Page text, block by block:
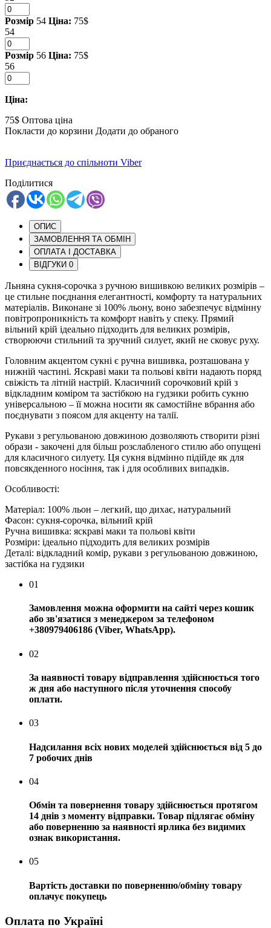
Розмір 54 Ціна: 75$
54
Розмір 56 Ціна: 75$
56
Ціна:
75$ Оптова ціна
Покласти до корзини Додати до обраного
Приєднається до спільноти Viber
Поділитися
ОПИС
ЗАМОВЛЕННЯ ТА ОБМІН
ОПЛАТА І ДОСТАВКА
ВІДГУКИ 0
Льняна сукня-сорочка з ручною вишивкою великих розмірів –
це стильне поєднання елегантності, комфорту та натуральних
матеріалів. Виконане зі 100% льону, воно забезпечує відмінну
повітропроникність та комфорт навіть у спеку. Прямий
вільний крій ідеально підходить для великих розмірів,
створюючи стильний та зручний силует, який не сковує руху.
Головним акцентом сукні є ручна вишивка, розташована у
нижній частині. Яскраві маки та польові квіти надають поряд
свіжість та літній настрій. Класичний сорочковий крій з
відкладним коміром та застібкою на гудзики робить сукню
універсальною – її можна носити як самостійне вбрання або
поєднувати з поясом для акценту на талії.
Рукави з регульованою довжиною дозволяють створити різні
образи - закочені для більш розслабленого стилю або опущені
для класичного силуету. Ця сукня відмінно підійде як для
повсякденного носіння, так і для особливих випадків.
Особливості:
Матеріал: 100% льон – легкий, що дихає, натуральний
Фасон: сукня-сорочка, вільний крій
Ручна вишивка: яскраві маки та польові квіти
Розміри: ідеально підходить для великих розмірів
Деталі: відкладний комір, рукави з регульованою довжиною,
застібка на гудзики
01
Замовлення можна оформити на сайті через кошик
або зв'язатися з менеджером за телефоном
+380979406186 (Viber, WhatsApp).
02
За наявності товару відправлення здійснюється того
ж дня або наступного після уточнення способу
оплати.
03
Надсилання всіх нових моделей здійснюється від 5 до
7 робочих днів
04
Обмін та повернення товару здійснюється протягом
14 днів з моменту відправки. Товар підлягає обміну
або поверненню за наявності ярлика без видимих ​​
ознак використання.
05
Вартість доставки по поверненню/обміну товару
оплачує покупець
Оплата по Україні